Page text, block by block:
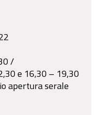
/
e 16,30 – 19,30
apertura serale